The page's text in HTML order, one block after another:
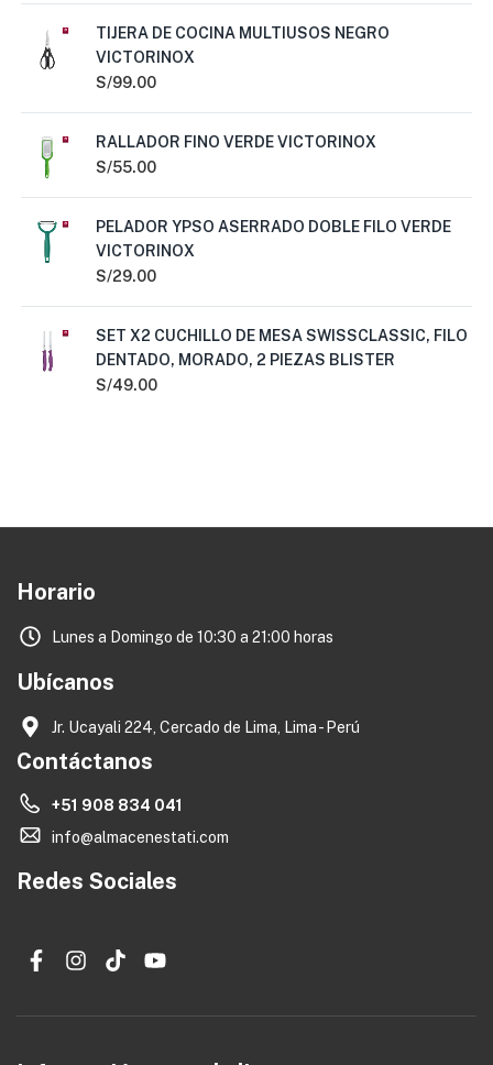
TIJERA DE COCINA MULTIUSOS NEGRO
VICTORINOX
S/99.00
RALLADOR FINO VERDE VICTORINOX
S/55.00
PELADOR YPSO ASERRADO DOBLE FILO VERDE
VICTORINOX
S/29.00
SET X2 CUCHILLO DE MESA SWISSCLASSIC, FILO
DENTADO, MORADO, 2 PIEZAS BLISTER
S/49.00
Horario
Lunes a Domingo de 10:30 a 21:00 horas
Ubícanos
Jr. Ucayali 224, Cercado de Lima, Lima - Perú
Contáctanos
+51 908 834 041
info@almacenestati.com
Redes Sociales